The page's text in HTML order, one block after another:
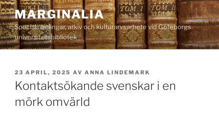
Hoppa
till
innehåll
MARGINALIA
Specialsamlingar, arkiv och kulturarvsarbete vid Göteborgs
universitetsbibliotek
PUBLICERAT
23 APRIL, 2025 AV ANNA LINDEMARK
Kontaktsökande svenskar i en
mörk omvärld